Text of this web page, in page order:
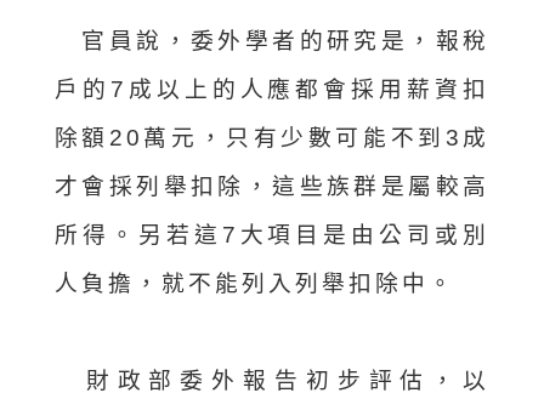
官員說，委外學者的研究是，報稅
戶的7成以上的人應都會採用薪資扣
除額20萬元，只有少數可能不到3成
才會採列舉扣除，這些族群是屬較高
所得。另若這7大項目是由公司或別
人負擔，就不能列入列舉扣除中。
財政部委外報告初步評估，以